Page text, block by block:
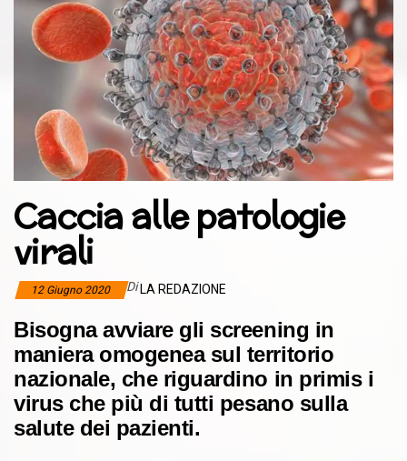
Caccia alle patologie
virali
12 Giugno 2020 Di LA REDAZIONE
Bisogna avviare gli screening in
maniera omogenea sul territorio
nazionale, che riguardino in primis i
virus che più di tutti pesano sulla
salute dei pazienti.